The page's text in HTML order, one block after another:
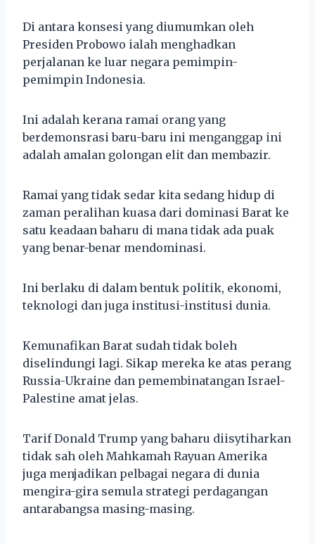
Di antara konsesi yang diumumkan oleh
Presiden Probowo ialah menghadkan
perjalanan ke luar negara pemimpin-
pemimpin Indonesia.
Ini adalah kerana ramai orang yang
berdemonsrasi baru-baru ini menganggap ini
adalah amalan golongan elit dan membazir.
Ramai yang tidak sedar kita sedang hidup di
zaman peralihan kuasa dari dominasi Barat ke
satu keadaan baharu di mana tidak ada puak
yang benar-benar mendominasi.
Ini berlaku di dalam bentuk politik, ekonomi,
teknologi dan juga institusi-institusi dunia.
Kemunafikan Barat sudah tidak boleh
diselindungi lagi. Sikap mereka ke atas perang
Russia-Ukraine dan pemembinatangan Israel-
Palestine amat jelas.
Tarif Donald Trump yang baharu diisytiharkan
tidak sah oleh Mahkamah Rayuan Amerika
juga menjadikan pelbagai negara di dunia
mengira-gira semula strategi perdagangan
antarabangsa masing-masing.